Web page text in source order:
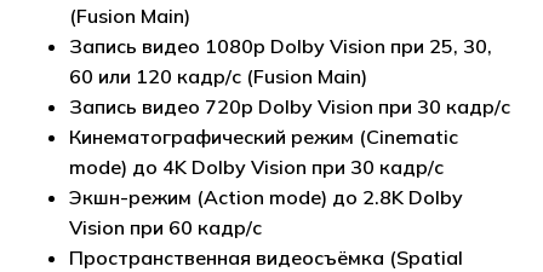
(Fusion Main)
Запись видео 1080p Dolby Vision при 25, 30,
60 или 120 кадр/с (Fusion Main)
Запись видео 720p Dolby Vision при 30 кадр/с
Кинематографический режим (Cinematic
mode) до 4K Dolby Vision при 30 кадр/с
Экшн-режим (Action mode) до 2.8K Dolby
Vision при 60 кадр/с
Пространственная видеосъёмка (Spatial